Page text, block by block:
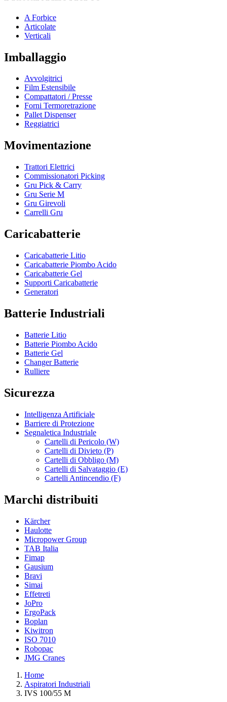
A Forbice
Articolate
Verticali
Imballaggio
Avvolgitrici
Film Estensibile
Compattatori / Presse
Forni Termoretrazione
Pallet Dispenser
Reggiatrici
Movimentazione
Trattori Elettrici
Commissionatori Picking
Gru Pick & Carry
Gru Serie M
Gru Girevoli
Carrelli Gru
Caricabatterie
Caricabatterie Litio
Caricabatterie Piombo Acido
Caricabatterie Gel
Supporti Caricabatterie
Generatori
Batterie Industriali
Batterie Litio
Batterie Piombo Acido
Batterie Gel
Changer Batterie
Rulliere
Sicurezza
Intelligenza Artificiale
Barriere di Protezione
Segnaletica Industriale
Cartelli di Pericolo (W)
Cartelli di Divieto (P)
Cartelli di Obbligo (M)
Cartelli di Salvataggio (E)
Cartelli Antincendio (F)
Marchi distribuiti
Kärcher
Haulotte
Micropower Group
TAB Italia
Fimap
Gausium
Bravi
Simai
Effetreti
JoPro
ErgoPack
Boplan
Kiwitron
ISO 7010
Robopac
JMG Cranes
Home
Aspiratori Industriali
IVS 100/55 M